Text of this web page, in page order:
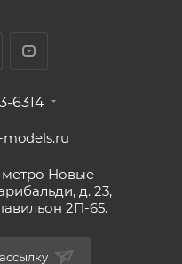
6314
метро Новые
д. 23,
2П-65.